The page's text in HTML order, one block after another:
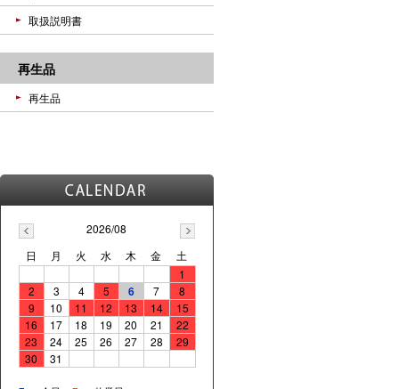
取扱説明書
再生品
再生品
2026/08
日
月 火 水 木 金
土
1
2
3 4 5 6 7
8
9
10 11 12 13 14
15
16
17 18 19 20 21
22
23
24 25 26 27 28
29
30
31